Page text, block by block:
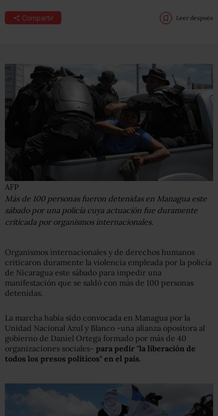
Compartir Leer después
AFP
Más de 100 personas fueron detenidas en Managua este
sábado por una policía cuya actuación fue duramente
criticada por organismos internacionales.
Organismos internacionales y de derechos humanos
criticaron duramente la violencia empleada por la policía
de Nicaragua este sábado para impedir una
manifestación que se saldó con más de 100 personas
detenidas.
La marcha había sido convocada en Managua por la
Unidad Nacional Azul y Blanco -una alianza opositora al
gobierno de Daniel Ortega formado por más de 40
organizaciones sociales- para pedir "la liberación de
todos los presos políticos" en el país.